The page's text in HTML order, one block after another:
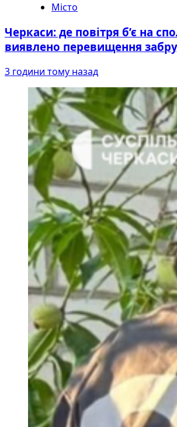
Місто
Черкаси: де повітря б’є на
виявлено перевищення
3 години тому назад